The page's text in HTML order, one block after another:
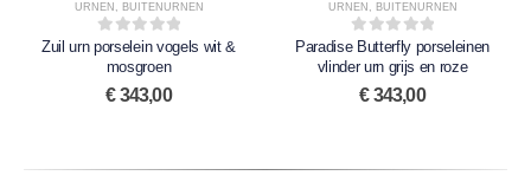
URNEN , BUITENURNEN
0out of 5
Zuil urn porselein vogels wit &
mosgroen
€343,00
URNEN , BUITENURNEN
0 out of 5
Paradise Butterfly porseleinen
vlinder urn grijs en roze
€343,00